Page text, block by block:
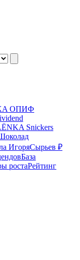
ОПИФ
Snickers
ИгоряСырьев ₽
База
ростаРейтинг